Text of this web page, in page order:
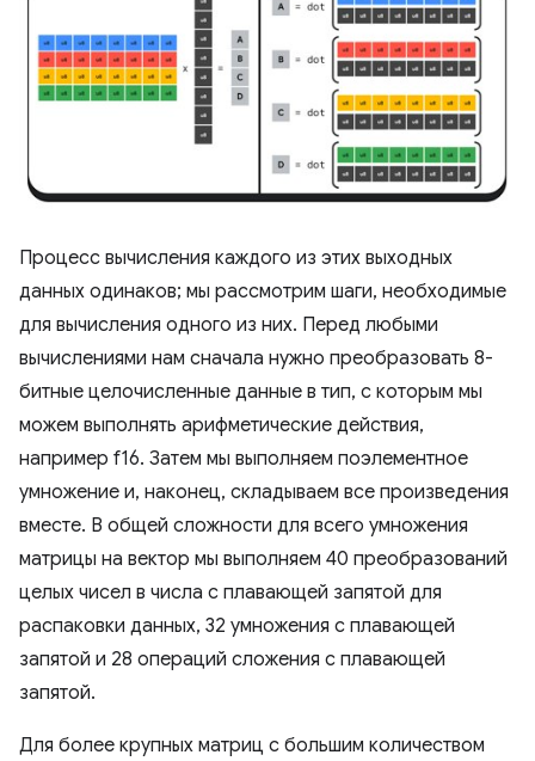
Процесс вычисления каждого из этих выходных
данных одинаков; мы рассмотрим шаги, необходимые
для вычисления одного из них. Перед любыми
вычислениями нам сначала нужно преобразовать 8-
битные целочисленные данные в тип, с которым мы
можем выполнять арифметические действия,
например f16. Затем мы выполняем поэлементное
умножение и, наконец, складываем все произведения
вместе. В общей сложности для всего умножения
матрицы на вектор мы выполняем 40 преобразований
целых чисел в числа с плавающей запятой для
распаковки данных, 32 умножения с плавающей
запятой и 28 операций сложения с плавающей
запятой.
Для более крупных матриц с большим количеством